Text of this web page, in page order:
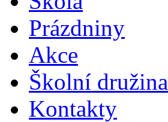
Prázdniny
Akce
Školní družina
Kontakty